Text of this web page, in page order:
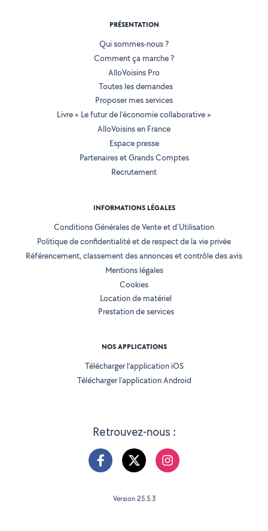
Retrouvez-nous :
PRÉSENTATION
Qui sommes-nous ?
Comment ça marche ?
AlloVoisins Pro
Toutes les demandes
Proposer mes services
Livre « Le futur de l'économie collaborative »
AlloVoisins en France
Espace presse
Partenaires et Grands Comptes
Recrutement
INFORMATIONS LÉGALES
Conditions Générales de Vente et d'Utilisation
Politique de confidentialité et de respect de la vie privée
Référencement, classement des annonces et contrôle des avis
Mentions légales
Cookies
Location de matériel
Prestation de services
NOS APPLICATIONS
Télécharger l’application iOS
Télécharger l’application Android
Version 25.5.3